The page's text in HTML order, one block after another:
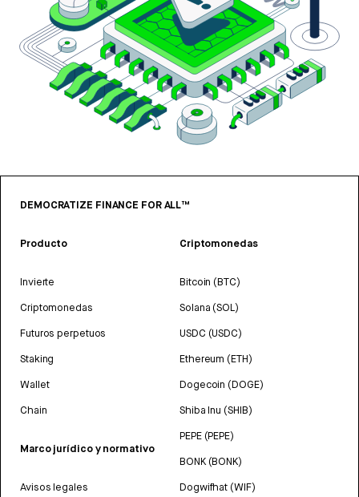
DEMOCRATIZE FINANCE FOR ALL™
Producto
Invierte
Criptomonedas
Futuros perpetuos
Staking
Wallet
Chain
Marco jurídico y normativo
Avisos legales
Criptomonedas
Bitcoin (BTC)
Solana (SOL)
USDC (USDC)
Ethereum (ETH)
Dogecoin (DOGE)
Shiba Inu (SHIB)
PEPE (PEPE)
BONK (BONK)
Dogwifhat (WIF)